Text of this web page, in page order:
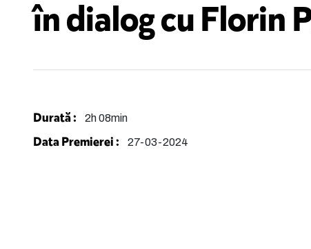
în dialog cu Florin
Durată : 2h 08min
Data Premierei : 27-03-2024